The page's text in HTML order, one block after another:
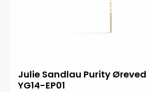
Julie Sandlau Purity
YG14-EP01